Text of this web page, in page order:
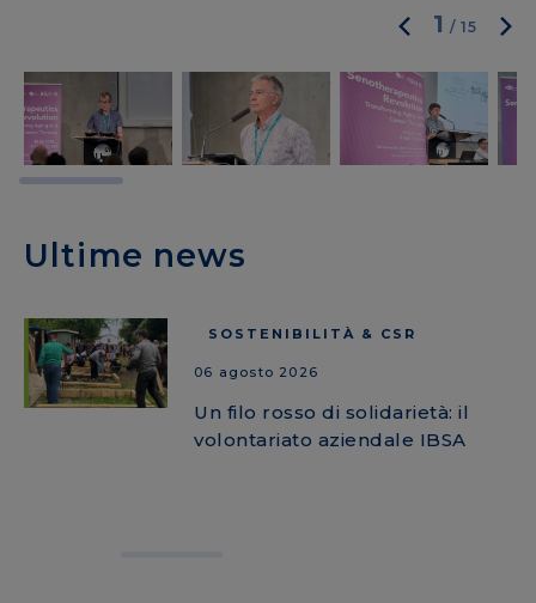
1 /15
Ultime news
SOSTENIBILITÀ & CSR
06 agosto 2026
Un filo rosso di solidarietà: il
volontariato aziendale IBSA